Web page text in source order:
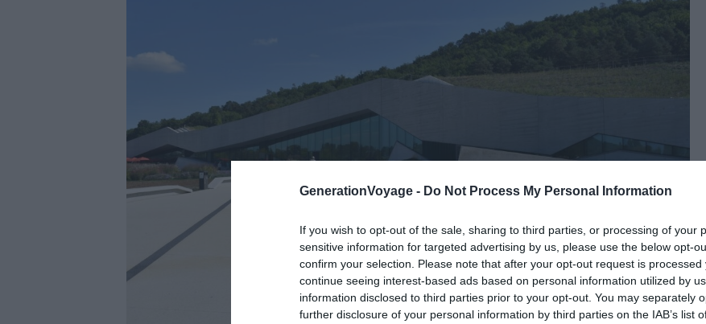
GenerationVoyage - Do Not Process My Personal Information
If you wish to opt-out of the sale, sharing to third parties, or processing of your
sensitive information for targeted advertising by us, please use the below opt-
confirm your selection. Please note that after your opt-out request is processed
continue seeing interest-based ads based on personal information utilized by
information disclosed to third parties prior to your opt-out. You may separately
further disclosure of your personal information by third parties on the IAB’s list